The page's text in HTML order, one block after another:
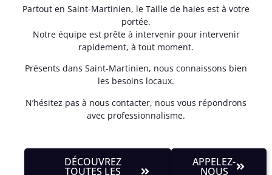
Partout en Saint-Martinien, le Taille de haies est à votre
portée.
Notre équipe est prête à intervenir pour intervenir
rapidement, à tout moment.
Présents dans Saint-Martinien, nous connaissons bien
les besoins locaux.
N’hésitez pas à nous contacter, nous vous répondrons
avec professionnalisme.
DÉCOUVREZ
TOUTES LES
APPELEZ-
NOUS